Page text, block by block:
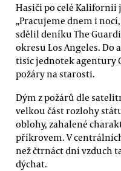
Hasiči po celé Kalifornii
„Pracujeme dnem i
sdělil deníku The
okresu Los Angeles. Do
tisíc jednotek agentury
požáry na starosti.
Dým z požárů dle
velkou část rozlohy
oblohy, zahalené
příkrovem. V
než čtrnáct dní vzduch
dýchat.